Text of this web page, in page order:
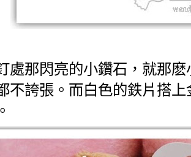
處那閃亮的小鑽石，就那
不誇張。而白色的鉄片搭